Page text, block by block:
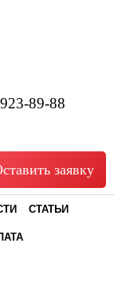
89-88
заявку
СТАТЬИ